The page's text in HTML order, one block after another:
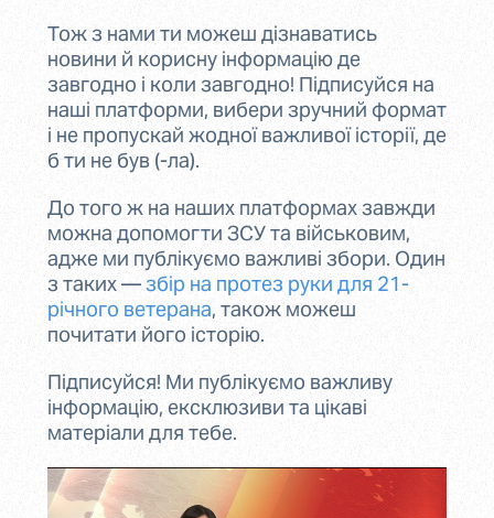
Тож з нами ти можеш дізнаватись
новини й корисну інформацію де
завгодно і коли завгодно! Підписуйся на
наші платформи, вибери зручний формат
і не пропускай жодної важливої історії, де
б ти не був (-ла).
До того ж на наших платформах завжди
можна допомогти ЗСУ та військовим,
адже ми публікуємо важливі збори. Один
з таких —збір на протез руки для 21-
річного ветерана, також можеш
почитати його історію.
Підписуйся! Ми публікуємо важливу
інформацію, ексклюзиви та цікаві
матеріали для тебе.
Video
Player